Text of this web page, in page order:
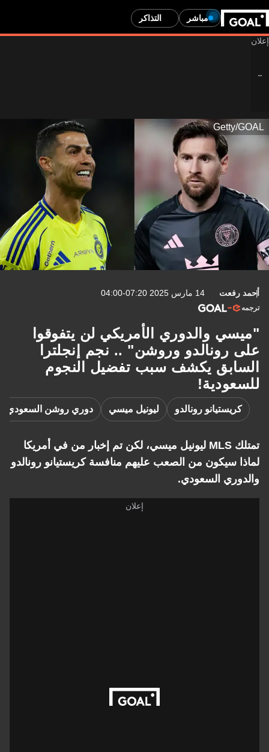
مباشر التذاكر
Getty/GOAL
أحمد رفعت 14 مارس 2025 07:20-04:00
ترجمه
"ميسي والدوري الأمريكي لن يتفوقوا
على رونالدو وروشن" .. نجم إنجلترا
السابق يكشف سبب تفضيل النجوم
للسعودية!
كريستيانو رونالدو ليونيل ميسي دوري روشن السعودي
تمتلك MLS ليونيل ميسي، لكن تم إخبار من في أمريكا
لماذا سيكون من الصعب عليهم منافسة كريستيانو رونالدو
والدوري السعودي.